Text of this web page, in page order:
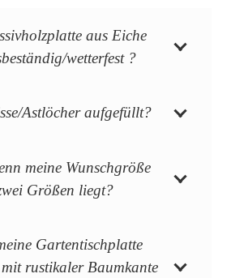
aus Eiche
wetterfest ?
Astlöcher aufgefüllt?
meine Wunschgröße
Größen liegt?
Gartentischplatte
rustikaler Baumkante